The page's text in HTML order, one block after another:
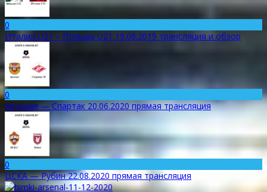
0
Италия U21 – Польша U21 19.06.2019 трансляция и обзор
0
Арсенал — Спартак 20.06.2020 прямая трансляция
0
ЦСКА — Рубин 22.08.2020 прямая трансляция